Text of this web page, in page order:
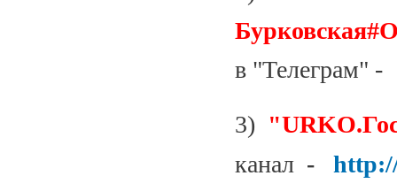
в "Телеграм"
3)
канал -